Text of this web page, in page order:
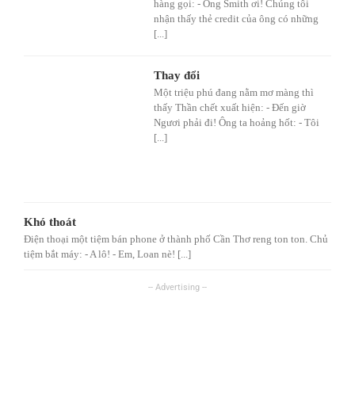
hàng gọi: - Ông Smith ơi! Chúng tôi
nhận thấy thẻ credit của ông có những
[...]
Thay đổi
Một triệu phú đang nằm mơ màng thì
thấy Thần chết xuất hiện: - Đến giờ
Ngươi phải đi! Ông ta hoảng hốt: - Tôi
[...]
Khó thoát
Điện thoại một tiệm bán phone ở thành phố Cần Thơ reng ton ton. Chủ
tiệm bắt máy: - A lô! - Em, Loan nè! [...]